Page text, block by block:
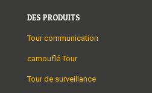
DES PRODUITS
Tour communication
camouflé Tour
Tour de surveillance